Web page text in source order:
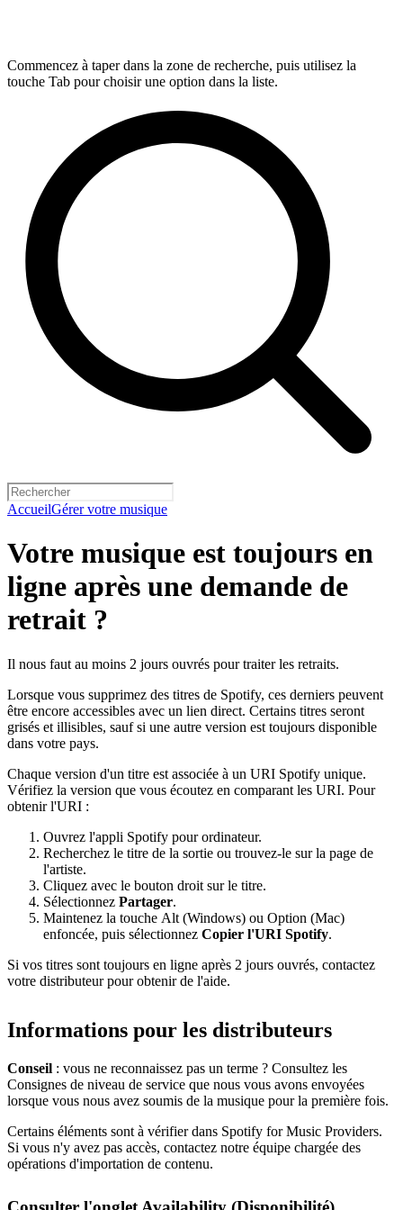
Commencez à taper dans la zone de recherche, puis utilisez la
touche Tab pour choisir une option dans la liste.
AccueilGérer votre musique
Votre musique est toujours en
ligne après une demande de
retrait ?
Il nous faut au moins 2 jours ouvrés pour traiter les retraits.
Lorsque vous supprimez des titres de Spotify, ces derniers peuvent
être encore accessibles avec un lien direct. Certains titres seront
grisés et illisibles, sauf si une autre version est toujours disponible
dans votre pays.
Chaque version d'un titre est associée à un URI Spotify unique.
Vérifiez la version que vous écoutez en comparant les URI. Pour
obtenir l'URI :
Ouvrez l'appli Spotify pour ordinateur.
Recherchez le titre de la sortie ou trouvez-le sur la page de
l'artiste.
Cliquez avec le bouton droit sur le titre.
Sélectionnez Partager.
Maintenez la touche Alt (Windows) ou Option (Mac)
enfoncée, puis sélectionnez Copier l'URI Spotify.
Si vos titres sont toujours en ligne après 2 jours ouvrés, contactez
votre distributeur pour obtenir de l'aide.
Informations pour les distributeurs
Conseil : vous ne reconnaissez pas un terme ? Consultez les
Consignes de niveau de service que nous vous avons envoyées
lorsque vous nous avez soumis de la musique pour la première fois.
Certains éléments sont à vérifier dans Spotify for Music Providers.
Si vous n'y avez pas accès, contactez notre équipe chargée des
opérations d'importation de contenu.